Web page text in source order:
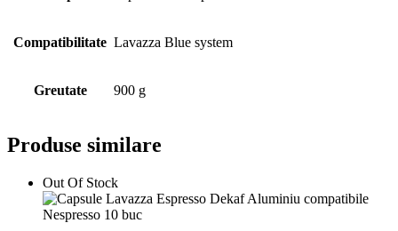
Compatibilitate Lavazza Blue system
Greutate 900 g
Produse similare
Out Of Stock